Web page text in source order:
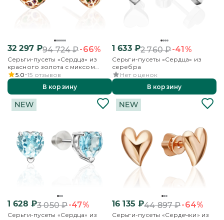
32 297₽94 724₽-66%
Серьги-пусеты «Сердца» из
красного золота с миксом
камней
5.0 15 отзывов
В корзину
1 633₽2 760₽-41%
Серьги-пусеты «Сердца» из
серебра
Нет оценок
В корзину
1 628 ₽3 050₽-47%
Серьги-пусеты «Сердца» из
16 135 ₽44 897₽-64%
Серьги-пусеты «Сердечки» из